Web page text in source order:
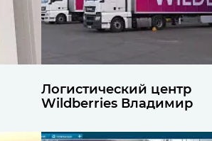
Логистический центр
Wildberries Владимир